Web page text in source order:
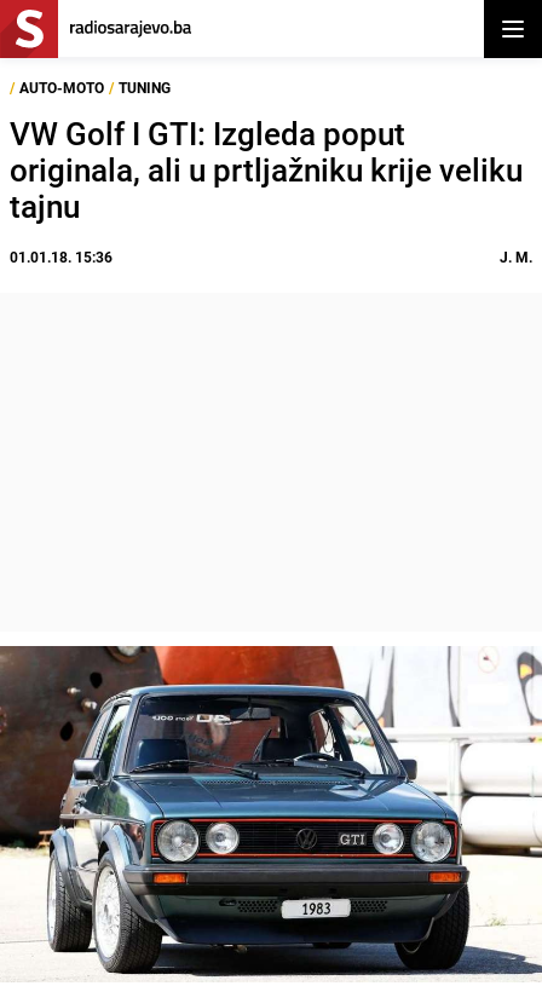
/ AUTO-MOTO / TUNING
VW Golf I GTI: Izgleda poput
originala, ali u prtljažniku krije veliku
tajnu
01.01.18. 15:36 J. M.